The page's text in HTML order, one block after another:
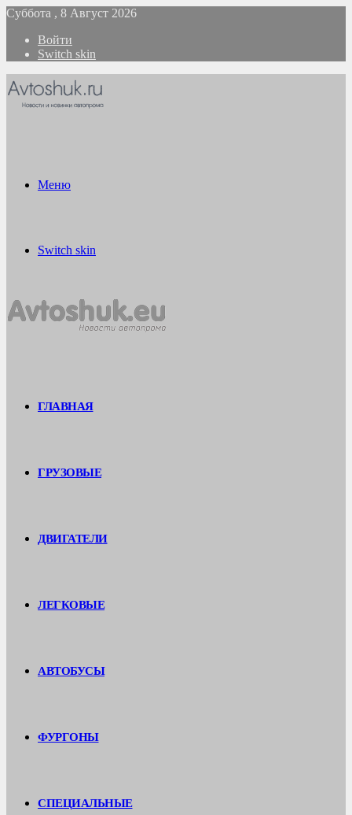
Суббота , 8 Август 2026
Войти
Switch skin
Меню
Switch skin
ГЛАВНАЯ
ГРУЗОВЫЕ
ДВИГАТЕЛИ
ЛЕГКОВЫЕ
АВТОБУСЫ
ФУРГОНЫ
СПЕЦИАЛЬНЫЕ